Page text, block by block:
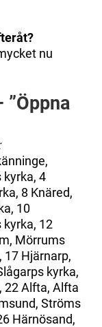
nu
”Öppna
kyrka, 4
8 Knäred,
10
12
Mörrums
17 Hjärnarp,
kyrka,
22 Alfta, Alfta
Ströms
Härnösand,